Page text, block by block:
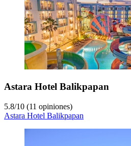
Astara Hotel Balikpapan
5.8/10 (11 opiniones)
Astara Hotel Balikpapan